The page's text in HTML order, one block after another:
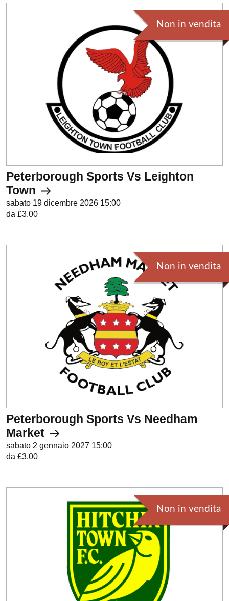
Non in vendita
Peterborough Sports Vs Leighton
Town
sabato 19 dicembre 2026 15:00
da £3.00
Non in vendita
Peterborough Sports Vs Needham
Market
sabato 2 gennaio 2027 15:00
da £3.00
Non in vendita